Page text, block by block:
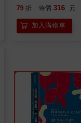
79 折 特價 316 元
加入購物車